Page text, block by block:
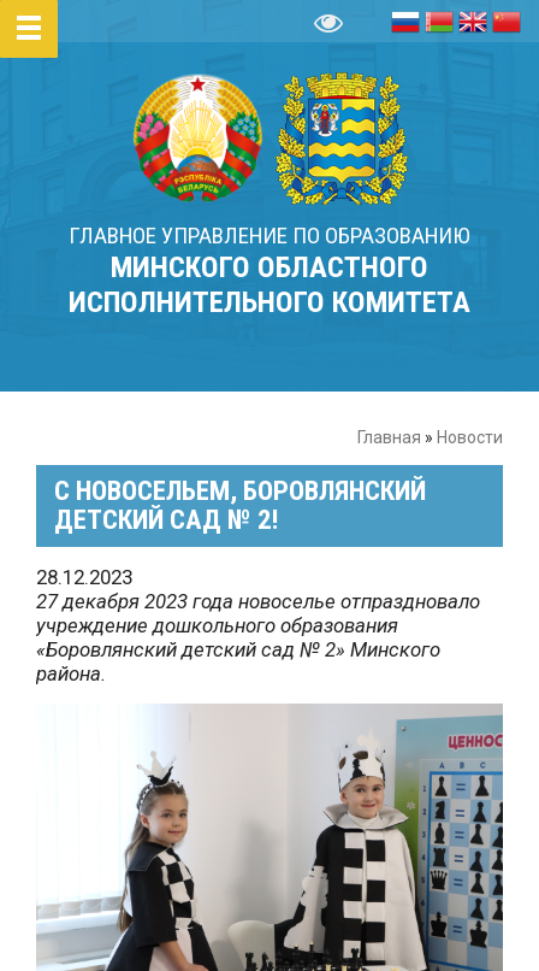
ГЛАВНОЕ УПРАВЛЕНИЕ ПО ОБРАЗОВАНИЮ
МИНСКОГО ОБЛАСТНОГО
ИСПОЛНИТЕЛЬНОГО КОМИТЕТА
Главная » Новости
С НОВОСЕЛЬЕМ, БОРОВЛЯНСКИЙ
ДЕТСКИЙ САД № 2!
28.12.2023
27 декабря 2023 года новоселье отпраздновало
учреждение дошкольного образования
«Боровлянский детский сад № 2» Минского
района.